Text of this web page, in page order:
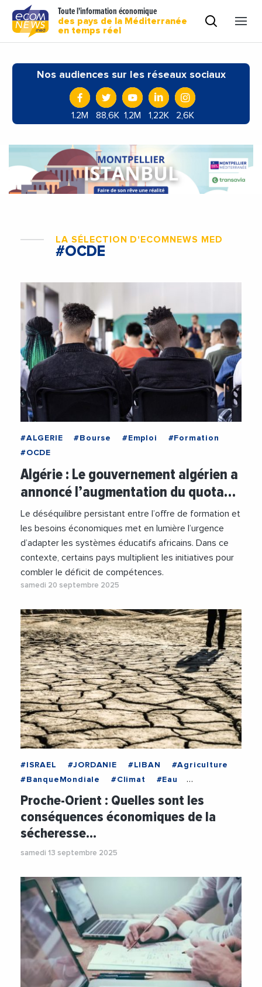
Toute l'information économique
des pays de la Méditerranée
en temps réel
Nos audiences sur les réseaux sociaux
1.2M 88,6K 1,2M 1,22K 2,6K
LA SÉLECTION D'ECOMNEWS MED
#OCDE
#ALGERIE #Bourse #Emploi
#Formation
#OCDE
Algérie : Le gouvernement algérien a
annoncé l’augmentation du quota…
Le déséquilibre persistant entre l’offre de formation et
les besoins économiques met en lumière l’urgence
d’adapter les systèmes éducatifs africains. Dans ce
contexte, certains pays multiplient les initiatives pour
combler le déficit de compétences.
samedi 20 septembre 2025
#ISRAEL #JORDANIE #LIBAN
#Agriculture
#BanqueMondiale
#Climat
#Eau
#Economie
#Energie
#OCDE
#RechauffementClimatique
Proche-Orient : Quelles sont les
conséquences économiques de la
sécheresse…
samedi 13 septembre 2025